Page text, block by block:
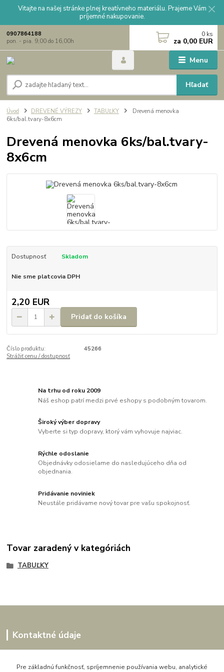
Vitajte na našej stránke plnej kreatívneho materiálu. Prajeme Vám
príjemné nakupovanie.
Menu
Hľadať
0907864188
pon. - pia. 9,00 do 16,00h
0 ks
za 0,00 EUR
Úvod DREVENÉ VÝREZY TABUĽKY
Drevená menovka
6ks/bal.tvary-8x6cm
Drevená menovka 6ks/bal.tvary-
8x6cm
Dostupnosť Skladom
Nie sme platcovia DPH
2,20 EUR
Pridať do košíka
Číslo produktu:
45266
Strážiť cenu / dostupnosť
Na trhu od roku 2009
Náš eshop patrí medzi prvé eshopy s podobným tovarom.
Široký výber dopravy
Vyberte si typ dopravy, ktorý vám vyhovuje najviac.
Rýchle odoslanie
Objednávky odosielame do nasledujúceho dňa od
objednania.
Pridávanie noviniek
Neustále pridávame nový tovar pre vašu spokojnosť.
Tovar zaradený v kategóriách
TABUĽKY
Kontaktné údaje
0907864188
Pre základnú funkčnosť, spríjemnenie používania webu, analytické